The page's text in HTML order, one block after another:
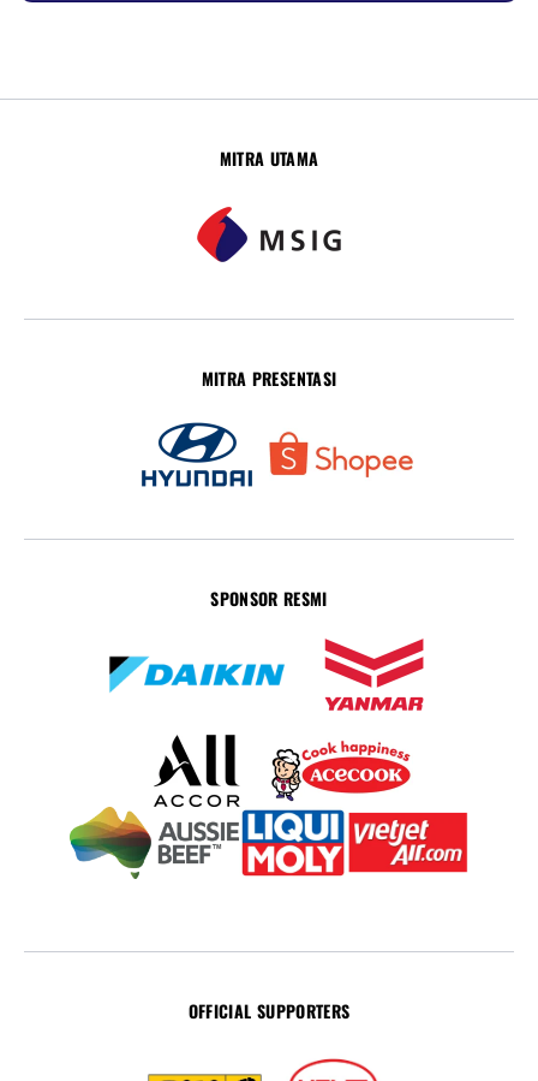
MITRA UTAMA
MITRA PRESENTASI
SPONSOR RESMI
OFFICIAL SUPPORTERS